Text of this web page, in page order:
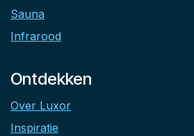
Sauna
Infrarood
Ontdekken
Over Luxor
Inspiratie